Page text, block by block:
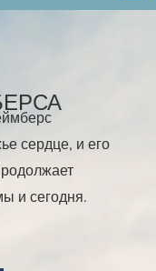
сердце, и его
и сегодня.